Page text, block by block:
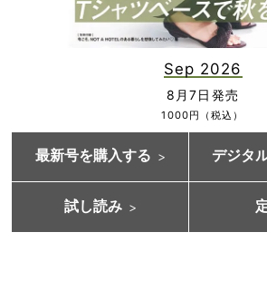
Sep 2026
8月7日発売
1000円（税込）
最新号を購入する デジタ
試し読み